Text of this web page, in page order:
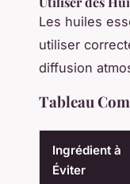
Les huiles
utiliser
diffusion
Tableau
Ingrédient à
Éviter